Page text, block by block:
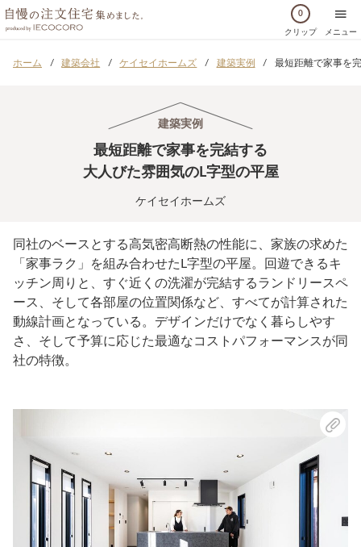
0
クリップ メニュー
ホーム 建築会社 ケイセイホームズ 建築実例 最短距離で家事を
建築実例
最短距離で家事を完結する
大人びた雰囲気のL字型の平屋
ケイセイホームズ
同社のベースとする高気密高断熱の性能に、家族の求めた
「家事ラク」を組み合わせたL字型の平屋。回遊できるキ
ッチン周りと、すぐ近くの洗濯が完結するランドリースペ
ース、そして各部屋の位置関係など、すべてが計算された
動線計画となっている。デザインだけでなく暮らしやす
さ、そして予算に応じた最適なコストパフォーマンスが同
社の特徴。